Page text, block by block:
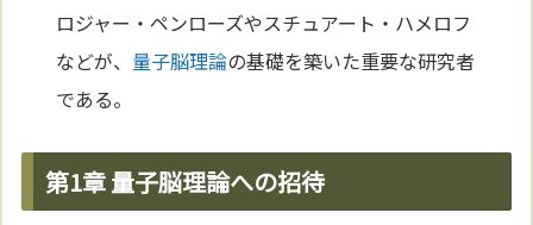
ロジャー・ペンローズやスチュアート・ハメロフ
などが、 量子脳理論の基礎を築いた重要な研究者
である。
第1章 量子脳理論への招待